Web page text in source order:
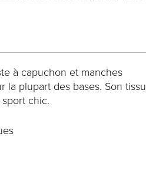
à capuchon et manches
la plupart des bases. Son tissu
chic.